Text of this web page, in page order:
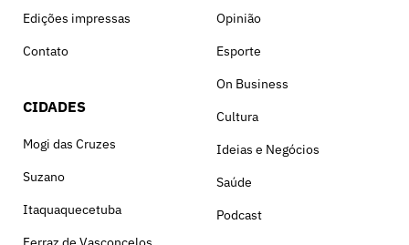
Edições impressas
Contato
CIDADES
Mogi das Cruzes
Suzano
Itaquaquecetuba
Opinião
Esporte
On Business
Cultura
Ideias e Negócios
Saúde
Podcast